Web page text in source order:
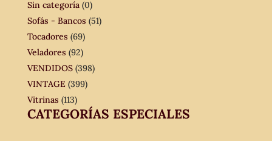
Sin categoría (0)
Sofás - Bancos (51)
Tocadores (69)
Veladores (92)
VENDIDOS (398)
VINTAGE (399)
Vitrinas (113)
CATEGORÍAS ESPECIALES